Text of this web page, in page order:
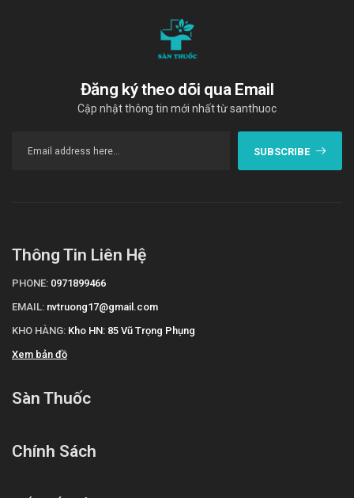
Đăng ký theo dõi qua Email
Cập nhật thông tin mới nhất từ santhuoc
SUBSCRIBE
Thông Tin Liên Hệ
PHONE: 0971899466
EMAIL: nvtruong17@gmail.com
KHO HÀNG: Kho HN: 85 Vũ Trọng Phụng
Xem bản đồ
Sàn Thuốc
Chính Sách